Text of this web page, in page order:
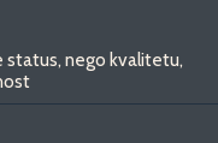
status, nego kvalitetu,